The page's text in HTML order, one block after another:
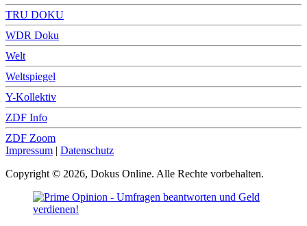
TRU DOKU
WDR Doku
Welt
Weltspiegel
Y-Kollektiv
ZDF Info
ZDF Zoom
Impressum | Datenschutz
Copyright © 2026, Dokus Online. Alle Rechte vorbehalten.